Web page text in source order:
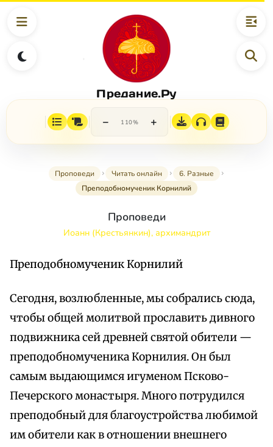
Предание.Ру
− 110% +
Проповеди Читать онлайн
6. Разные
Преподобномученик Корнилий
Проповеди
Иоанн (Крестьянкин), архимандрит
Преподобномученик Корнилий
Сегодня, возлюбленные, мы собрались сюда,
чтобы общей молитвой прославить дивного
подвижника сей древней святой обители —
преподобномученика Корнилия. Он был
самым выдающимся игуменом Псково-
Печерского монастыря. Много потрудился
преподобный для благоустройства любимой
им обители как в отношении внешнего